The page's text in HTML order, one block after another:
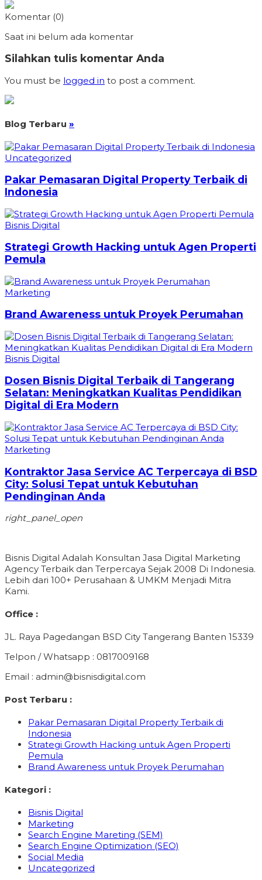
Komentar (0)
Saat ini belum ada komentar
Silahkan tulis komentar Anda
You must be logged in to post a comment.
Blog Terbaru »
Uncategorized
Pakar Pemasaran Digital Property Terbaik di
Indonesia
Bisnis Digital
Strategi Growth Hacking untuk Agen Properti
Pemula
Marketing
Brand Awareness untuk Proyek Perumahan
Bisnis Digital
Dosen Bisnis Digital Terbaik di Tangerang
Selatan: Meningkatkan Kualitas Pendidikan
Digital di Era Modern
Marketing
Kontraktor Jasa Service AC Terpercaya di BSD
City: Solusi Tepat untuk Kebutuhan
Pendinginan Anda
right_panel_open
Bisnis Digital Adalah Konsultan Jasa Digital Marketing
Agency Terbaik dan Terpercaya Sejak 2008 Di Indonesia.
Lebih dari 100+ Perusahaan & UMKM Menjadi Mitra
Kami.
Office :
JL. Raya Pagedangan BSD City Tangerang Banten 15339
Telpon / Whatsapp : 0817009168
Email : admin@bisnisdigital.com
Post Terbaru :
Pakar Pemasaran Digital Property Terbaik di
Indonesia
Strategi Growth Hacking untuk Agen Properti
Pemula
Brand Awareness untuk Proyek Perumahan
Kategori :
Bisnis Digital
Marketing
Search Engine Mareting (SEM)
Search Engine Optimization (SEO)
Social Media
Uncategorized